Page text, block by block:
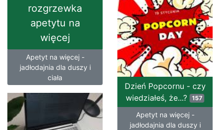
rozgrzewka
apetytu na
więcej
Apetyt na więcej -
jadłodajnia dla duszy i
ciała
Dzień Popcornu - czy
wiedziałeś, że...?
157
Apetyt na więcej -
jadłodajnia dla duszy i